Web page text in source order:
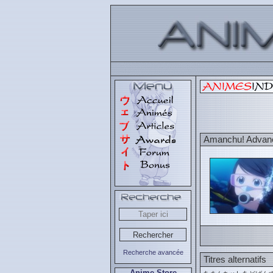
Recherche avancée
Amanchu!
Titres alternatifs